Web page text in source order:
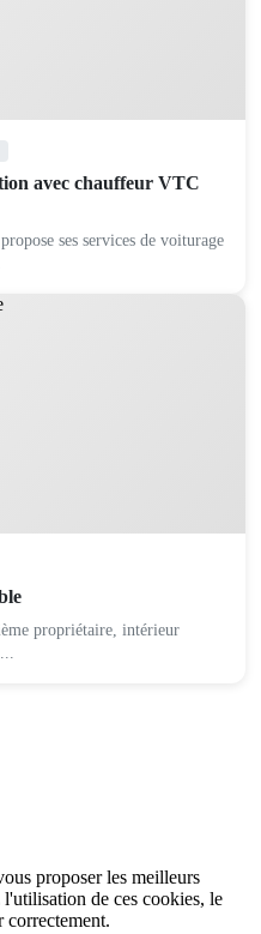
avec chauffeur VTC
ses services de voiturage
propriétaire, intérieur
proposer les meilleurs
de ces cookies, le
correctement.